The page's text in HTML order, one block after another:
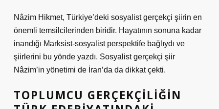
Nâzim Hikmet, Türkiye’deki sosyalist gerçekçi şiirin en
önemli temsilcilerinden biridir. Hayatının sonuna kadar
inandığı Marksist-sosyalist perspektife bağlıydı ve
şiirlerini bu yönde yazdı. Sosyalist gerçekçi şiir
Nâzim’in yönetimi de İran’da da dikkat çekti.
TOPLUMCU GERÇEKÇILIĞIN